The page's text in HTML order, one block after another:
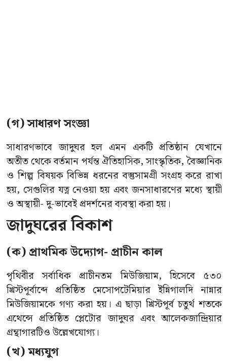
(গ) সাধারণ সংজ্ঞা
সাধারণভাবে জাদুঘর হল এমন একটি প্রতিষ্ঠান যেখানে
অতীত থেকে বর্তমান পর্যন্ত ঐতিহাসিক, সাংস্কৃতিক, বৈজ্ঞানিক
ও শিল্প বিষয়ক বিভিন্ন ধরনের বস্তুসামগ্রী সংগ্রহ করে রাখা
হয়, সেগুলির যত্ন নেওয়া হয় এবং জনসাধারণের মধ্যে স্থায়ী
ও অস্থায়ী- দু-ভাবেই প্রদর্শনের ব্যবস্থা করা হয়।
জাদুঘরের বিকাশ
(ক) প্রাথমিক উদ্যোগ- প্রাচীন কাল
পৃথিবীর সর্বাধিক প্রাচীনতম মিউজিয়াম, হিসেবে ৫৩০
খ্রিস্টপূর্বাব্দে প্রতিষ্ঠিত মেসোপটেমিয়ার ইন্নিগালদি নান্নার
মিউজিয়ামকে গণ্য করা হয়। এ ছাড়া খ্রিস্টপূর্ব চতুর্থ শতকে
এথেন্সে প্রতিষ্ঠিত প্লেটোর জাদুঘর এবং আলেকজান্দ্রিয়ার
গ্রন্থাগারটিও উল্লেখযোগ্য।
(খ) মধ্যযুগ